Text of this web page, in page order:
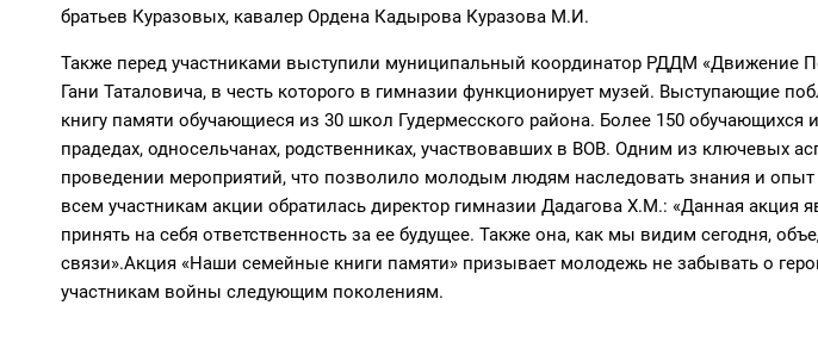
братьев Куразовых, кавалер Ордена Кадырова Куразова М.И.
Также перед участниками выступили муниципальный координатор РДДМ «Движение
Гани Таталовича, в честь которого в гимназии функционирует музей. Выступающие
книгу памяти обучающиеся из 30 школ Гудермесского района. Более 150
прадедах, односельчанах, родственниках, участвовавших в ВОВ. Одним из ключевых
проведении мероприятий, что позволило молодым людям наследовать знания и
всем участникам акции обратилась директор гимназии Дадагова Х.М.: «Данная
принять на себя ответственность за ее будущее. Также она, как мы видим сегодня,
связи».Акция «Наши семейные книги памяти» призывает молодежь не забывать о
участникам войны следующим поколениям.